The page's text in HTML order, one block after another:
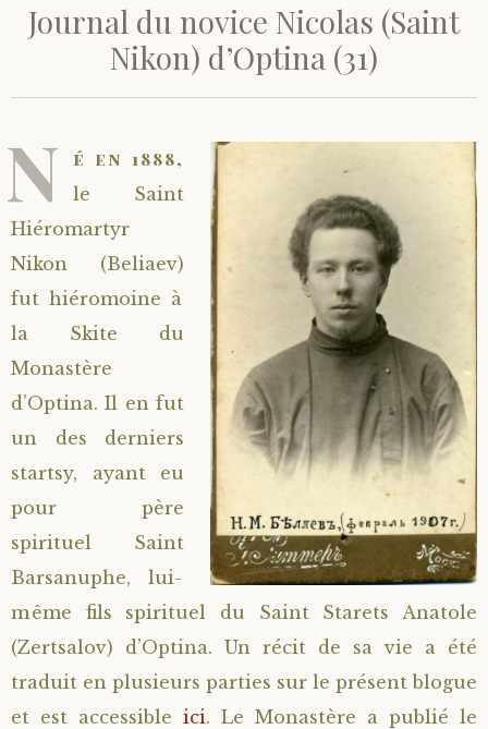
Journal du novice Nicolas (Saint
Nikon) d’Optina (31)
N é en 1888,
le Saint
Hiéromartyr
Nikon (Beliaev)
fut hiéromoine à
la Skite du
Monastère
d’Optina. Il en fut
un des derniers
startsy, ayant eu
pour père
spirituel Saint
Barsanuphe, lui-
même fils spirituel du Saint Starets Anatole
(Zertsalov) d’Optina. Un récit de sa vie a été
traduit en plusieurs parties sur le présent blogue
et est accessible ici. Le Monastère a publié le